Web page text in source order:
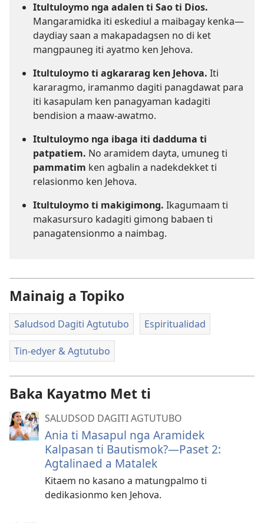
Itultuloymo nga adalen ti Sao ti Dios.
Mangaramidka iti eskediul a maibagay kenka—
daydiay saan a makapadagsen no di ket
mangpauneg iti ayatmo ken Jehova.
Itultuloymo ti agkararag ken Jehova. Iti
kararagmo, iramanmo dagiti panagdawat para
iti kasapulam ken panagyaman kadagiti
bendision a maaw-awatmo.
Itultuloymo nga ibaga iti dadduma ti
patpatiem. No aramidem dayta, umuneg ti
pammatim ken agbalin a nadekdekket ti
relasionmo ken Jehova.
Itultuloymo ti makigimong. Ikagumaam ti
makasursuro kadagiti gimong babaen ti
panagatensionmo a naimbag.
Mainaig a Topiko
Saludsod Dagiti Agtutubo Espiritualidad
Tin-edyer & Agtutubo
Baka Kayatmo Met ti
SALUDSOD DAGITI AGTUTUBO
Ania ti Masapul nga Aramidek
Kalpasan ti Bautismok?—Paset 2:
Agtalinaed a Matalek
Kitaem no kasano a matungpalmo ti
dedikasionmo ken Jehova.